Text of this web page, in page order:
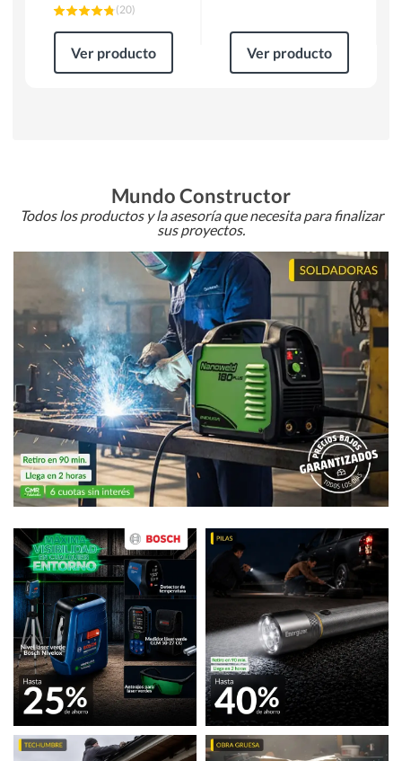
(20)
Ver producto Ver producto
Mundo Constructor
Todos los productos y la asesoría que necesita para finalizar
sus proyectos.